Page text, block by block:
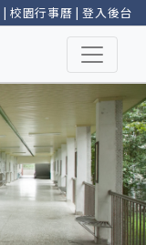
| 校園行事曆 |登入後台